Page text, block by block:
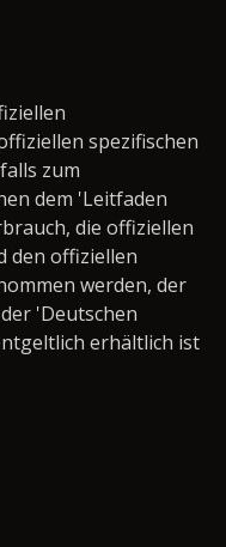
spezifischen
zum
dem 'Leitfaden
die offiziellen
den offiziellen
werden, der
'Deutschen
erhältlich ist